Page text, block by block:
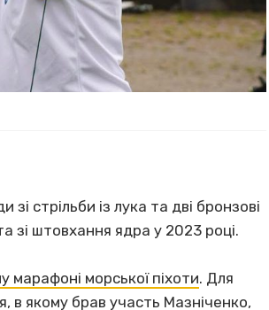
зі стрільби із лука та дві бронзові
зі штовхання ядра у 2023 році.
марафоні морської піхоти. Для
в якому брав участь Мазніченко,